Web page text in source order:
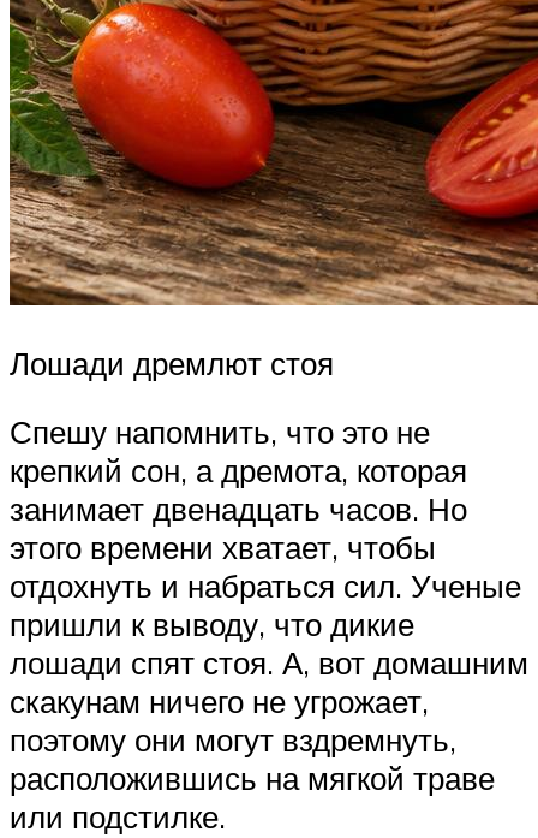
Лошади дремлют стоя
Спешу напомнить, что это не
крепкий сон, а дремота, которая
занимает двенадцать часов. Но
этого времени хватает, чтобы
отдохнуть и набраться сил. Ученые
пришли к выводу, что дикие
лошади спят стоя. А, вот домашним
скакунам ничего не угрожает,
поэтому они могут вздремнуть,
расположившись на мягкой траве
или подстилке.